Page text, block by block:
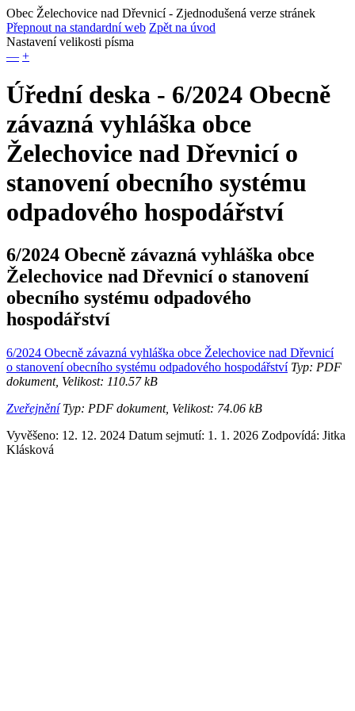
Obec Želechovice nad Dřevnicí- Zjednodušená verze stránek
Přepnout na standardní web Zpět na úvod
Nastavení velikosti písma
— +
Úřední deska - 6/2024 Obecně
závazná vyhláška obce
Želechovice nad Dřevnicí o
stanovení obecního systému
odpadového hospodářství
6/2024 Obecně závazná vyhláška obce
Želechovice nad Dřevnicí o stanovení
obecního systému odpadového
hospodářství
6/2024 Obecně závazná vyhláška obce Želechovice nad Dřevnicí
o stanovení obecního systému odpadového hospodářstvíTyp: PDF
dokument, Velikost: 110.57 kB
ZveřejněníTyp: PDF dokument, Velikost: 74.06 kB
Vyvěšeno: 12. 12. 2024 Datum sejmutí: 1. 1. 2026 Zodpovídá: Jitka
Klásková